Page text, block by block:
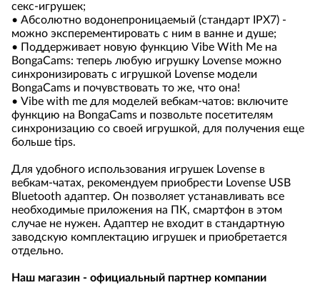
секс-игрушек;
• Абсолютно водонепроницаемый (стандарт IPX7) -
можно эксперементировать с ним в ванне и душе;
• Поддерживает новую функцию Vibe With Me на
BongaCams: теперь любую игрушку Lovense можно
синхронизировать с игрушкой Lovense модели
BongaCams и почувствовать то же, что она!
• Vibe with me для моделей вебкам-чатов: включите
функцию на BongaCams и позвольте посетителям
синхронизацию со своей игрушкой, для получения еще
больше tips.
Для удобного использования игрушек Lovense в
вебкам-чатах, рекомендуем приобрести Lovense USB
Bluetooth адаптер. Он позволяет устанавливать все
необходимые приложения на ПК, смартфон в этом
случае не нужен. Адаптер не входит в стандартную
заводскую комплектацию игрушек и приобретается
отдельно.
Наш магазин - официальный партнер компании